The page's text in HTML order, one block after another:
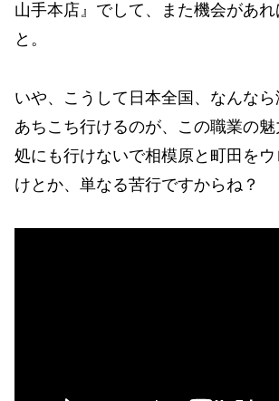
山手本店』でして、また機会があ
と。
いや、こうして日本全国、なんなら
あちこち行けるのが、この職業の
処にも行けないで相模原と町田を
けとか、単なる苦行ですからね？